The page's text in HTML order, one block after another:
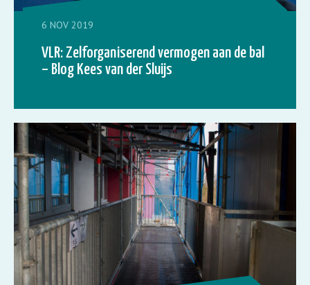
6 NOV 2019
VLR: Zelforganiserend vermogen aan de bal
– Blog Kees van der Sluijs